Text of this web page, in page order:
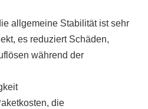
allgemeine Stabilität ist sehr
es reduziert Schäden,
während der
die